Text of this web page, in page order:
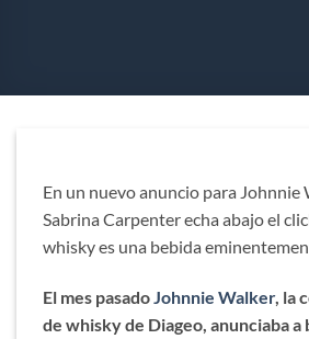
En un nuevo anuncio para Johnnie
Sabrina Carpenter echa abajo el
whisky es una bebida
El mes pasado Johnnie Walker, la
de whisky de Diageo, anunciaba